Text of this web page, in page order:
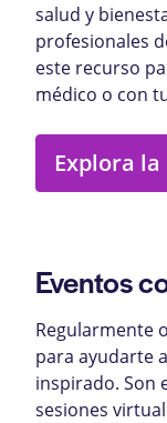
salud y
profesionales
este recurso
médico o con
Explora
Eventos
Regularmente
para ayudarte
inspirado. Son
sesiones